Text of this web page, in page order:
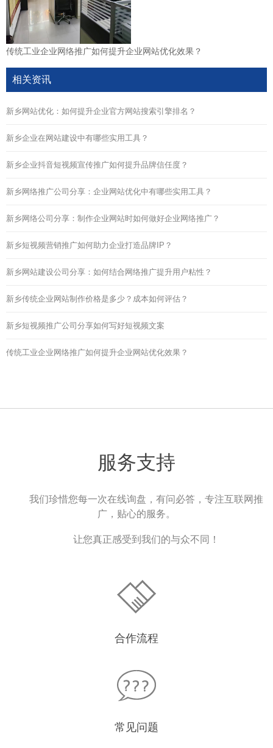
传统工业企业网络推广如何提升企业网站优化效果？
相关资讯
新乡网站优化：如何提升企业官方网站搜索引擎排名？
新乡企业在网站建设中有哪些实用工具？
新乡企业抖音短视频宣传推广如何提升品牌信任度？
新乡网络推广公司分享：企业网站优化中有哪些实用工具？
新乡网络公司分享：制作企业网站时如何做好企业网络推广？
新乡短视频营销推广如何助力企业打造品牌IP？
新乡网站建设公司分享：如何结合网络推广提升用户粘性？
新乡传统企业网站制作价格是多少？成本如何评估？
新乡短视频推广公司分享如何写好短视频文案
传统工业企业网络推广如何提升企业网站优化效果？
服务支持
我们珍惜您每一次在线询盘，有问必答，专注互联网推
广，贴心的服务。
让您真正感受到我们的与众不同！
合作流程
常见问题